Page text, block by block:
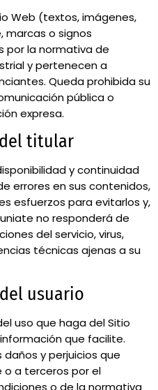
Web (textos, imágenes,
marcas o signos
por la normativa de
y pertenecen a
Queda prohibida su
pública o
expresa.
titular
y continuidad
errores en sus contenidos,
esfuerzos para evitarlos y,
no responderá de
del servicio, virus,
técnicas ajenas a su
usuario
uso que haga del Sitio
que facilite.
y perjuicios que
o a terceros por el
o de la normativa